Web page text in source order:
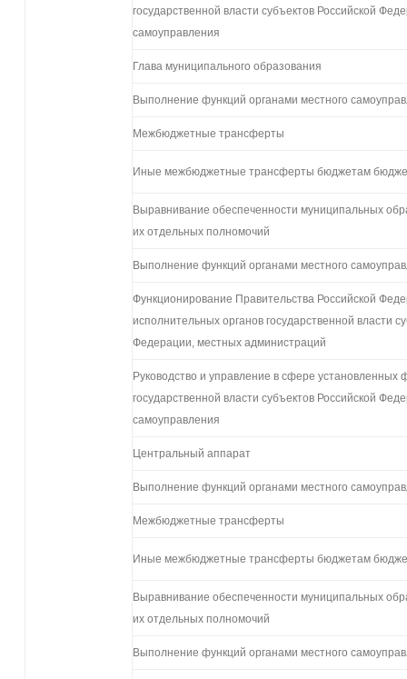
государственной власти субъектов Российской
самоуправления
Глава муниципального образования
Выполнение функций органами местного
Межбюджетные трансферты
Иные межбюджетные трансферты бюджетам
Выравнивание обеспеченности муниципальных
их отдельных полномочий
Выполнение функций органами местного
Функционирование Правительства Российской
исполнительных органов государственной власти
Федерации, местных администраций
Руководство и управление в сфере установленных
государственной власти субъектов Российской
самоуправления
Центральный аппарат
Выполнение функций органами местного
Межбюджетные трансферты
Иные межбюджетные трансферты бюджетам
Выравнивание обеспеченности муниципальных
их отдельных полномочий
Выполнение функций органами местного